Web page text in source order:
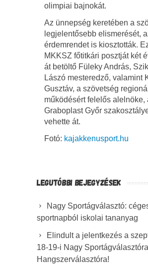
olimpiai bajnokát.
Az ünnepség keretében a
legjelentősebb elismerését,
érdemrendet is kiosztották.
MKKSZ főtitkári posztját két
át betöltő Füleky András,
Lászó mesteredző, valamint
Gusztáv, a szövetség
működésért felelős alelnöke,
Graboplast Győr
vehette át.
Fotó: kajakkenusport.hu
LEGUTÓBBI BEJEGYZÉSEK
Nagy Sportágválasztó:
sportnapból iskolai tananyag
Elindult a jelentkezés a
18-19-i Nagy
Hangszerválasztóra!